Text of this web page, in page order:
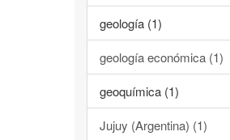
geología (1)
geología económica (1)
geoquímica (1)
Jujuy (Argentina) (1)